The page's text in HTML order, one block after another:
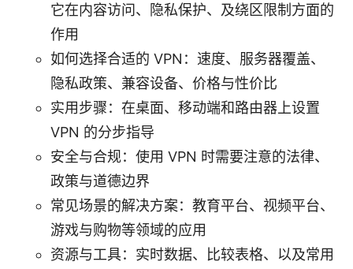
它在内容访问、隐私保护、及绕区限制方面的
作用
如何选择合适的 VPN：速度、服务器覆盖、
隐私政策、兼容设备、价格与性价比
实用步骤：在桌面、移动端和路由器上设置
VPN 的分步指导
安全与合规：使用 VPN 时需要注意的法律、
政策与道德边界
常见场景的解决方案：教育平台、视频平台、
游戏与购物等领域的应用
资源与工具：实时数据、比较表格、以及常用